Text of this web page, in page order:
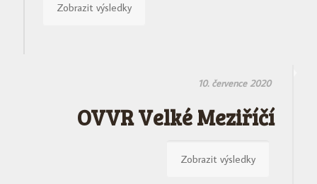
Zobrazit výsledky
10. července 2020
OVVR Velké Meziříčí
Zobrazit výsledky